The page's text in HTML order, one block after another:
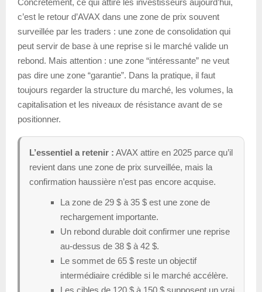
c’est le retour d’AVAX dans une zone de prix souvent
surveillée par les traders : une zone de consolidation qui
peut servir de base à une reprise si le marché valide un
rebond. Mais attention : une zone “intéressante” ne veut
pas dire une zone “garantie”. Dans la pratique, il faut
toujours regarder la structure du marché, les volumes, la
capitalisation et les niveaux de résistance avant de se
positionner.
L’essentiel a retenir : AVAX attire en 2025 parce qu’il
revient dans une zone de prix surveillée, mais la
confirmation haussière n’est pas encore acquise.
La zone de 29 $ à 35 $ est une zone de
rechargement importante.
Un rebond durable doit confirmer une reprise
au-dessus de 38 $ à 42 $.
Le sommet de 65 $ reste un objectif
intermédiaire crédible si le marché accélère.
Les cibles de 120 $ à 150 $ supposent un vrai